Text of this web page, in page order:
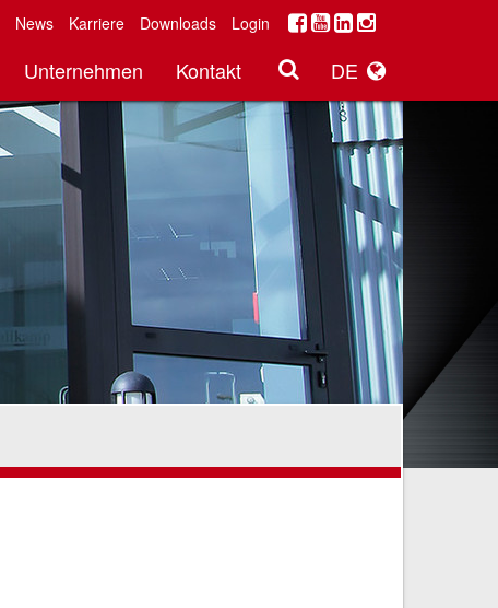
News Karriere Downloads Login
Unternehmen Kontakt DE